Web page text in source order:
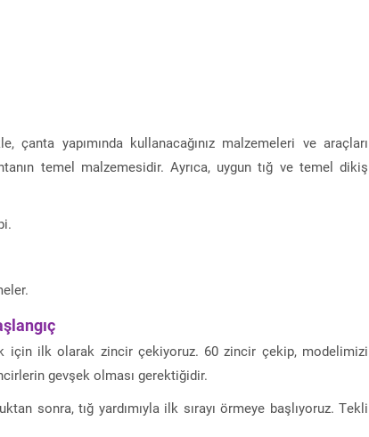
çanta yapımında kullanacağınız malzemeleri ve araçları
temel malzemesidir. Ayrıca, uygun tığ ve temel dikiş
için ilk olarak zincir çekiyoruz. 60 zincir çekip, modelimizi
gevşek olması gerektiğidir.
sonra, tığ yardımıyla ilk sırayı örmeye başlıyoruz. Tekli